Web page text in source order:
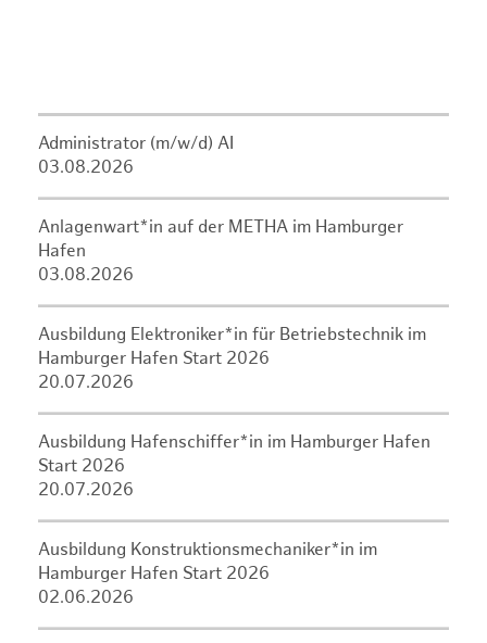
Administrator (m/w/d) AI
03.08.2026
Anlagenwart*in auf der METHA im Hamburger
Hafen
03.08.2026
Ausbildung Elektroniker*in für Betriebstechnik im
Hamburger Hafen Start 2026
20.07.2026
Ausbildung Hafenschiffer*in im Hamburger Hafen
Start 2026
20.07.2026
Ausbildung Konstruktionsmechaniker*in im
Hamburger Hafen Start 2026
02.06.2026